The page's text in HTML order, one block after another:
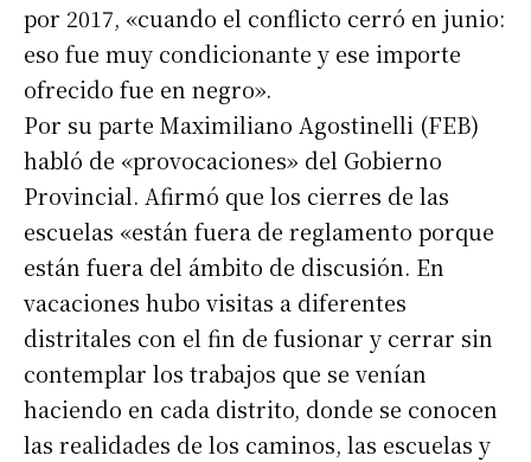
por 2017, «cuando el conflicto cerró en junio:
eso fue muy condicionante y ese importe
ofrecido fue en negro».
Por su parte Maximiliano Agostinelli (FEB)
habló de «provocaciones» del Gobierno
Provincial. Afirmó que los cierres de las
escuelas «están fuera de reglamento porque
están fuera del ámbito de discusión. En
vacaciones hubo visitas a diferentes
distritales con el fin de fusionar y cerrar sin
contemplar los trabajos que se venían
haciendo en cada distrito, donde se conocen
las realidades de los caminos, las escuelas y